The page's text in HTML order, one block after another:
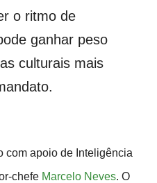
o ritmo de
ganhar peso
culturais mais
com apoio de Inteligência
chefe Marcelo Neves. O